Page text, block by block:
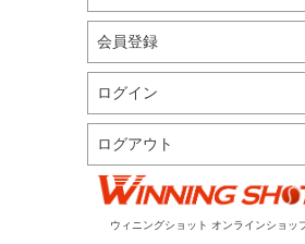
会員登録
ログイン
ログアウト
ウィニングショット オンラインショッ